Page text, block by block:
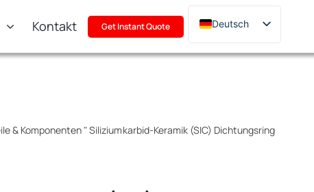
Kontakt Get Instant Quote
Deutsch
English
日本語
& Komponenten"Siliziumkarbid-Keramik (SIC) Dichtungsring